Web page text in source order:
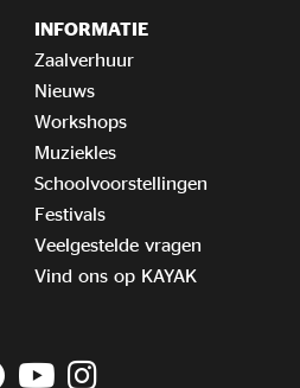
INFORMATIE
Zaalverhuur
Nieuws
Workshops
Muziekles
Schoolvoorstellingen
Festivals
Veelgestelde vragen
Vind ons op KAYAK